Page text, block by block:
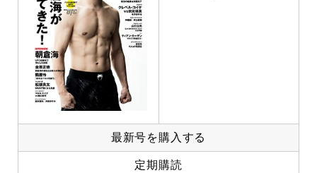
最新号を購入する
定期購読